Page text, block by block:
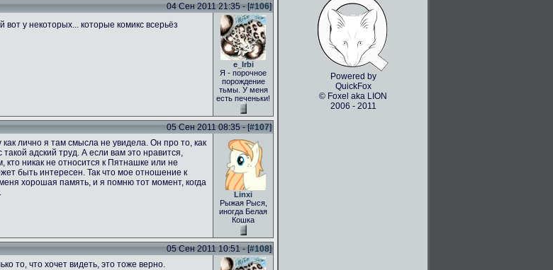
04 Сен 2011 21:35 - [#106]
у некоторых... которые комикс всерьёз
e_Irbi
Я - порочное
порождение
тьмы. У меня
есть печеньки!
05 Сен 2011 08:35 - [#107]
лично я там смысла не увидела. Он про то, как
адский труд. А если вам это нравится,
никак не относится к Пятнашке или не
быть интересен. Так что мое отношение к
хорошая память, и я помню тот момент, когда
Linxi
Рыжая Рыся,
иногда Белая
Кошка
05 Сен 2011 10:51 - [#108]
то, что хочет видеть, это тоже верно.
Powered by
QuickFox
© Foxel aka LION
2006 - 2011